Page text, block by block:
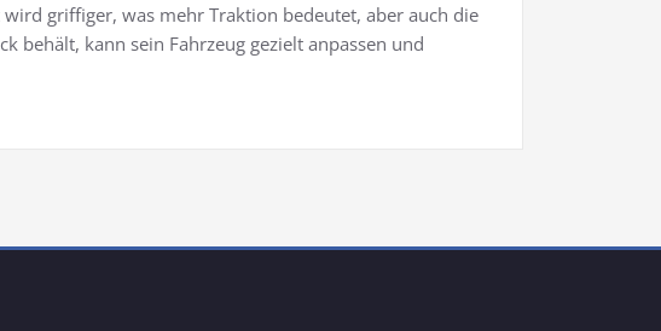
griffiger, was mehr Traktion bedeutet, aber auch die
behält, kann sein Fahrzeug gezielt anpassen und